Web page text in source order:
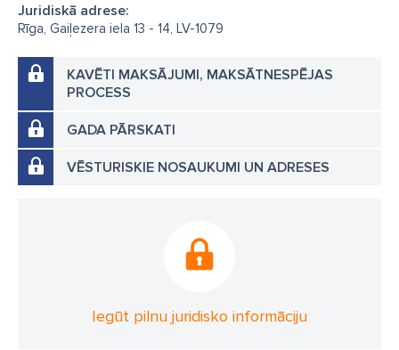
Juridiskā adrese:
Rīga, Gaiļezera iela 13 - 14, LV-1079
KAVĒTI MAKSĀJUMI, MAKSĀTNESPĒJAS
PROCESS
GADA PĀRSKATI
VĒSTURISKIE NOSAUKUMI UN ADRESES
Iegūt pilnu juridisko informāciju